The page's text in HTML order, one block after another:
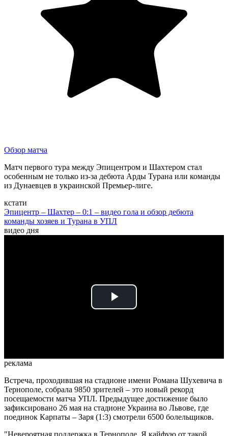
Обзор матча
Матч первого тура между Эпицентром и Шахтером стал
особенным не только из-за дебюта Арды Турана или команды
из Дунаевцев в украинской Премьер-лиге.
кстати
Эпицентр – Шахтер – 0:1 – видео гола и обзор дебюта
команды хозяев и Турана в УПЛ
видео дня
Play
реклама
Встреча, проходившая на стадионе имени Романа Шухевича в
Тернополе, собрала 9850 зрителей – это новый рекорд
посещаемости матча УПЛ. Предыдущее достижение было
зафиксировано 26 мая на стадионе Украина во Львове, где
поединок Карпаты – Заря (1:3) смотрели 6500 болельщиков.